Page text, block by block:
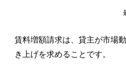
賃料増額請求は、貸主が市場
き上げを求めることです。